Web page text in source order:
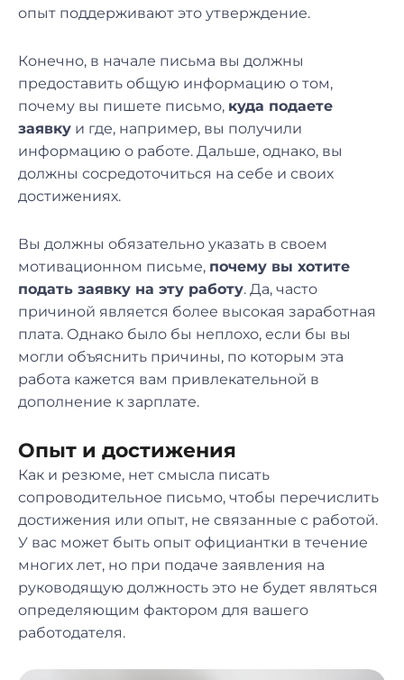
опыт поддерживают это утверждение.
Конечно, в начале письма вы должны
предоставить общую информацию о том,
почему вы пишете письмо, куда подаете
заявку и где, например, вы получили
информацию о работе. Дальше, однако, вы
должны сосредоточиться на себе и своих
достижениях.
Вы должны обязательно указать в своем
мотивационном письме, почему вы хотите
подать заявку на эту работу. Да, часто
причиной является более высокая заработная
плата. Однако было бы неплохо, если бы вы
могли объяснить причины, по которым эта
работа кажется вам привлекательной в
дополнение к зарплате.
Опыт и достижения
Как и резюме, нет смысла писать
сопроводительное письмо, чтобы перечислить
достижения или опыт, не связанные с работой.
У вас может быть опыт официантки в течение
многих лет, но при подаче заявления на
руководящую должность это не будет являться
определяющим фактором для вашего
работодателя.